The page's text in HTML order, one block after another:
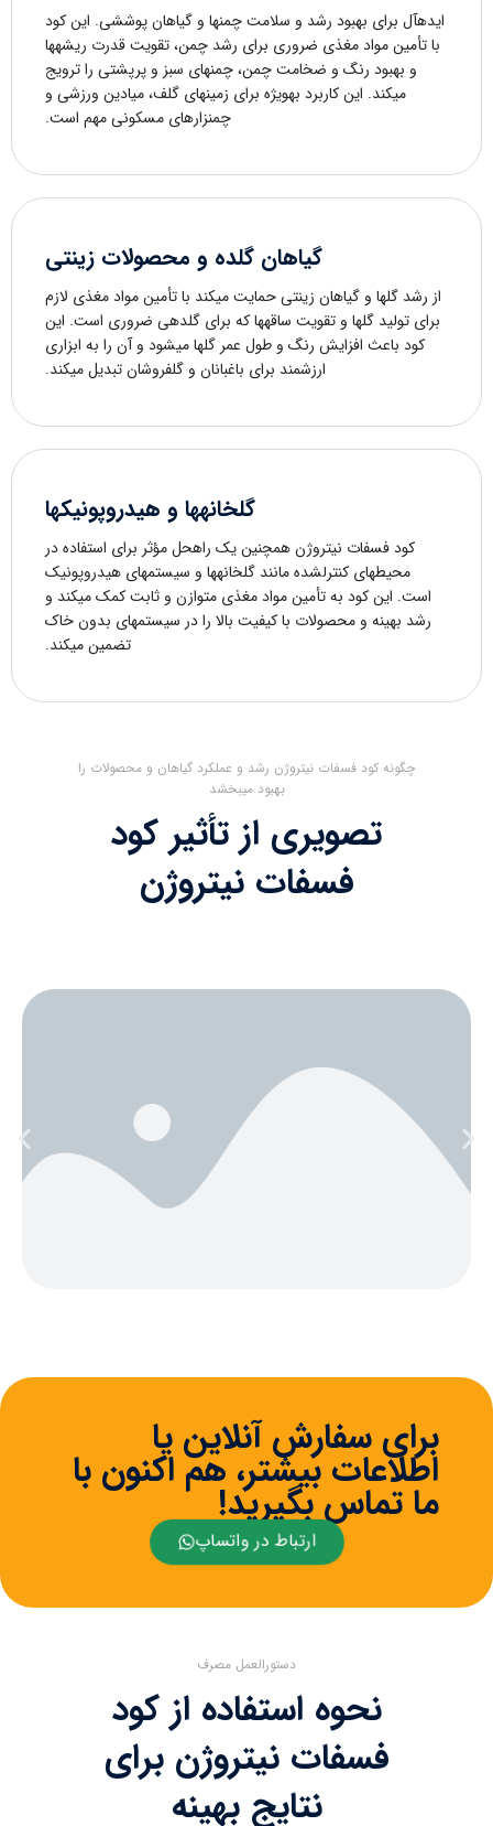
ایدهآل برای بهبود رشد و سلامت چمنها و گیاهان پوششی. این کود
با تأمین مواد مغذی ضروری برای رشد چمن، تقویت قدرت ریشهها
و بهبود رنگ و ضخامت چمن، چمنهای سبز و پرپشتی را ترویج
میکند. این کاربرد بهویژه برای زمینهای گلف، میادین ورزشی و
چمنزارهای مسکونی مهم است.
گیاهان گلده و محصولات زینتی
از رشد گلها و گیاهان زینتی حمایت میکند با تأمین مواد مغذی لازم
برای تولید گلها و تقویت ساقهها که برای گلدهی ضروری است. این
کود باعث افزایش رنگ و طول عمر گلها میشود و آن را به ابزاری
ارزشمند برای باغبانان و گلفروشان تبدیل میکند.
گلخانهها و هیدروپونیکها
کود فسفات نیتروژن همچنین یک راهحل مؤثر برای استفاده در
محیطهای کنترلشده مانند گلخانهها و سیستمهای هیدروپونیک
است. این کود به تأمین مواد مغذی متوازن و ثابت کمک میکند و
رشد بهینه و محصولات با کیفیت بالا را در سیستمهای بدون خاک
تضمین میکند.
چگونه کود فسفات نیتروژن رشد و عملکرد گیاهان و محصولات را
بهبود میبخشد
تصویری از تأثیر کود
فسفات نیتروژن
برای سفارش آنلاین یا
اطلاعات بیشتر، هم اکنون با
ما تماس بگیرید!
ارتباط در واتساپ
دستورالعمل مصرف
نحوه استفاده از کود
فسفات نیتروژن برای
نتایج بهینه